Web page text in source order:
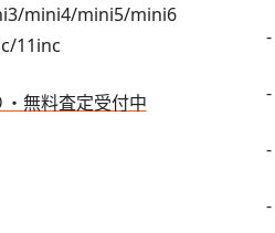
mini4/mini5/mini6
11inc